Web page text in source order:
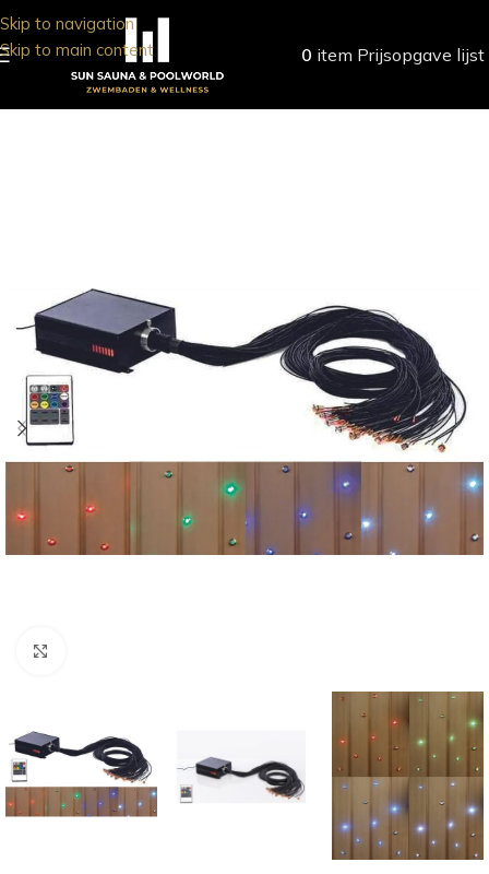
Skip to navigation
Skip to main content
0 item Prijsopgave lijst